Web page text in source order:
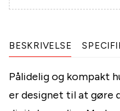
BESKRIVELSE
Pålidelig og kompakt
er designet til at gøre